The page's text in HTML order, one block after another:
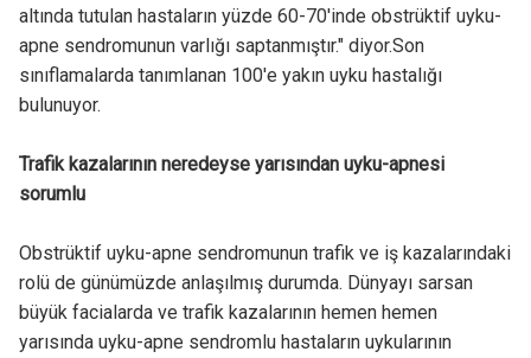
altında tutulan hastaların yüzde 60-70'inde obstrüktif uyku-
apne sendromunun varlığı saptanmıştır." diyor.Son
sınıflamalarda tanımlanan 100'e yakın uyku hastalığı
bulunuyor.
Trafik kazalarının neredeyse yarısından uyku-apnesi
sorumlu
Obstrüktif uyku-apne sendromunun trafik ve iş kazalarındaki
rolü de günümüzde anlaşılmış durumda. Dünyayı sarsan
büyük facialarda ve trafik kazalarının hemen hemen
yarısında uyku-apne sendromlu hastaların uykularının